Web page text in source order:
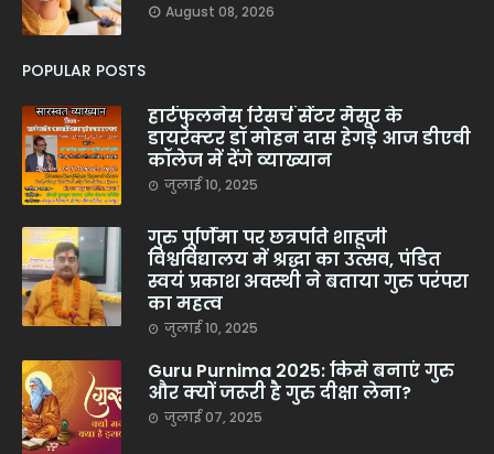
August 08, 2026
POPULAR POSTS
हार्टफुलनेस रिसर्च सेंटर मैसूर के
डायरेक्टर डॉ मोहन दास हेगड़े आज डीएवी
कॉलेज में देंगे व्याख्यान
जुलाई 10, 2025
गुरु पूर्णिमा पर छत्रपति शाहूजी
विश्वविद्यालय में श्रद्धा का उत्सव, पंडित
स्वयं प्रकाश अवस्थी ने बताया गुरु परंपरा
का महत्व
जुलाई 10, 2025
Guru Purnima 2025: किसे बनाएं गुरु
और क्यों जरूरी है गुरु दीक्षा लेना?
जुलाई 07, 2025